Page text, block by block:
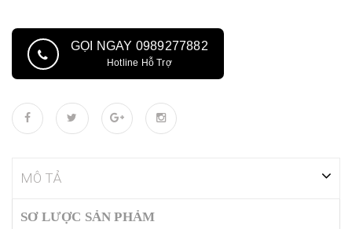
GỌI NGAY 0989277882
Hotline Hỗ Trợ
MÔ TẢ
SƠ LƯỢC SẢN PHẢM